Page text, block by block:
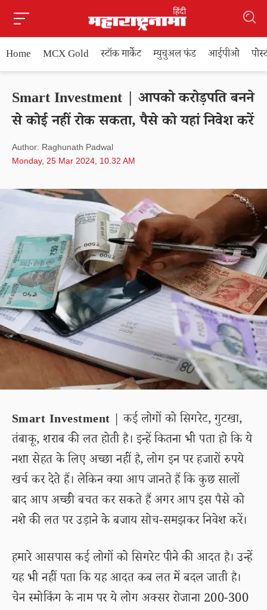
Home MCX Gold स्टॉक मार्केट म्युचुअल फंड आईपीओ
Smart Investment | आपको करोड़पति बनने
से कोई नहीं रोक सकता, पैसे को यहां निवेश करें
Author: Raghunath Padwal
Monday, 25 Mar 2024, 10.32 AM
Smart Investment | कई लोगों को सिगरेट, गुटखा,
तंबाकू, शराब की लत होती है। इन्हें कितना भी पता हो कि ये
नशा सेहत के लिए अच्छा नहीं है, लोग इन पर हजारों रुपये
खर्च कर देते हैं। लेकिन क्या आप जानते हैं कि कुछ सालों
बाद आप अच्छी बचत कर सकते हैं अगर आप इस पैसे को
नशे की लत पर उड़ाने के बजाय सोच-समझकर निवेश करें।
हमारे आसपास कई लोगों को सिगरेट पीने की आदत है। उन्हें
यह भी नहीं पता कि यह आदत कब लत में बदल जाती है।
चेन स्मोकिंग के नाम पर ये लोग अक्सर रोजाना 200-300